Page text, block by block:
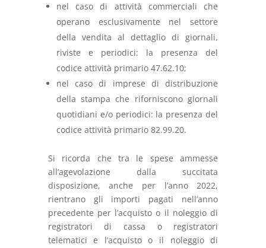
nel caso di attività commerciali che
operano esclusivamente nel settore
della vendita al dettaglio di giornali,
riviste e periodici: la presenza del
codice attività primario 47.62.10;
nel caso di imprese di distribuzione
della stampa che riforniscono giornali
quotidiani e/o periodici: la presenza del
codice attività primario 82.99.20.
Si ricorda che tra le spese ammesse
all’agevolazione dalla succitata
disposizione, anche per l’anno 2022,
rientrano gli importi pagati nell’anno
precedente per l’acquisto o il noleggio di
registratori di cassa o registratori
telematici e l’acquisto o il noleggio di